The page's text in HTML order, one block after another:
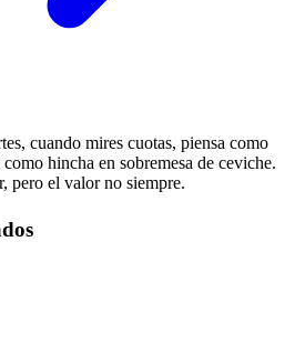
cuando mires cuotas, piensa como
hincha en sobremesa de ceviche.
pero el valor no siempre.